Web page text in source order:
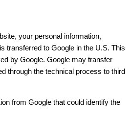
your personal information,
transferred to Google in the U.S. This
by Google. Google may transfer
through the technical process to third
from Google that could identify the